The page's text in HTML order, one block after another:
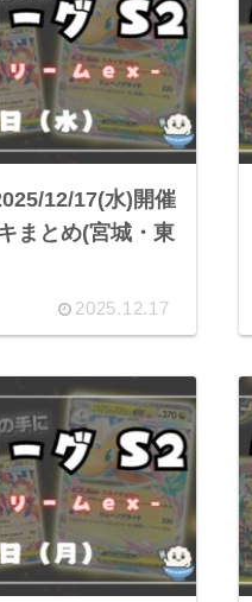
12/17(水)開催
まとめ(宮城・東
2025.12.17